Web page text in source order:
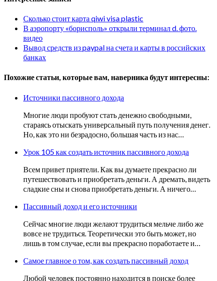
Сколько стоит карта qiwi visa plastic
В аэропорту «борисполь» открыли терминал d. фото.
видео
Вывод средств из paypal на счета и карты в российских
банках
Похожие статьи, которые вам, наверника будут интересны:
Источники пассивного дохода
Многие люди пробуют стать денежно свободными,
стараясь отыскать универсальный путь получения денег.
Но, как это ни безрадосно, большая часть из нас…
Урок 105 как создать источник пассивного дохода
Всем привет приятели. Как вы думаете прекрасно ли
путешествовать и приобретать деньги. А дремать, видеть
сладкие сны и снова приобретать деньги. А ничего…
Пассивный доход и его источники
Сейчас многие люди желают трудиться мельче либо же
вовсе не трудиться. Теоретически это быть может, но
лишь в том случае, если вы прекрасно поработаете и…
Самое главное о том, как создать пассивный доход
Любой человек постоянно находится в поиске более